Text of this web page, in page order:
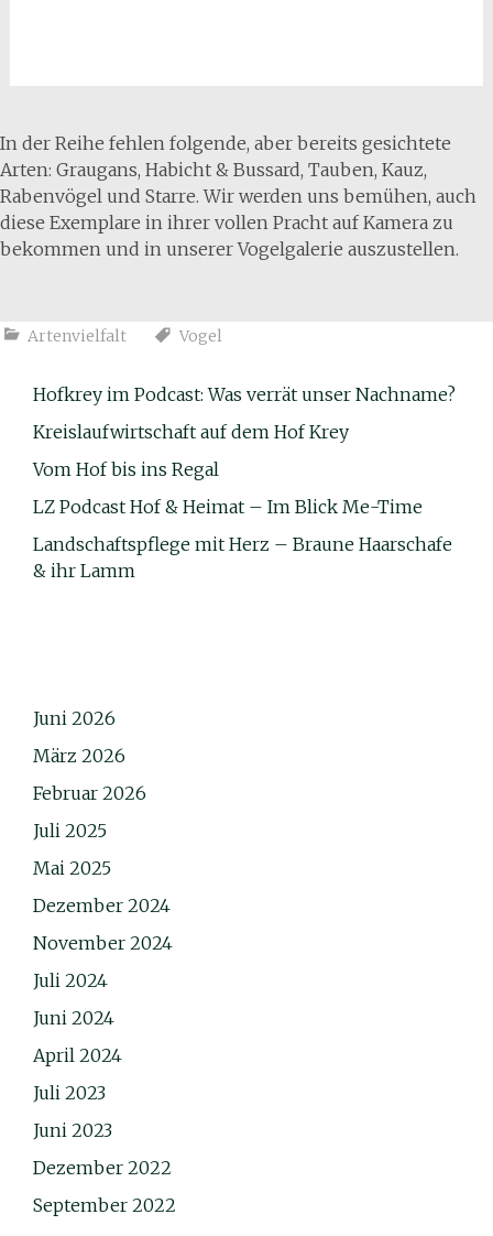
In der Reihe fehlen folgende, aber bereits gesichtete
Arten: Graugans, Habicht & Bussard, Tauben, Kauz,
Rabenvögel und Starre. Wir werden uns bemühen, auch
diese Exemplare in ihrer vollen Pracht auf Kamera zu
bekommen und in unserer Vogelgalerie auszustellen.
Artenvielfalt Vogel
Hofkrey im Podcast: Was verrät unser Nachname?
Kreislaufwirtschaft auf dem Hof Krey
Vom Hof bis ins Regal
LZ Podcast Hof & Heimat – Im Blick Me-Time
Landschaftspflege mit Herz – Braune Haarschafe
& ihr Lamm
Juni 2026
März 2026
Februar 2026
Juli 2025
Mai 2025
Dezember 2024
November 2024
Juli 2024
Juni 2024
April 2024
Juli 2023
Juni 2023
Dezember 2022
September 2022